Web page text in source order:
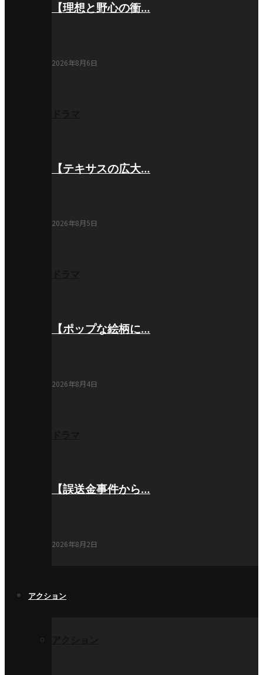
【理想と野心の衝…
2026年8月6日
【テキサスの広大…
2026年8月5日
【ポップな絵柄に…
2026年8月4日
【誤送金事件から…
2026年8月2日
アクション